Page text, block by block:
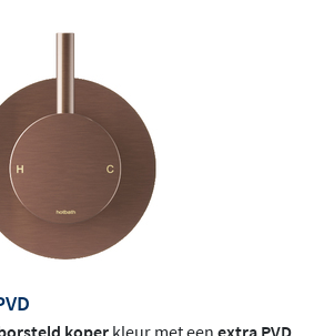
koperkleur met een extra PVD